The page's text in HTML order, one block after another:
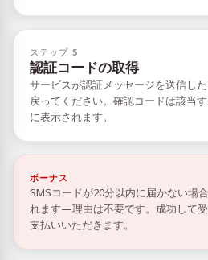
ステップ 5
認証コードの取得
サービスが認証メッセージを送信し
戻ってください。確認コードは該当
に表示されます。
ボーナス
SMSコードが20分以内に届かない場
れます—理由は不要です。成功して
支払いいただきます。